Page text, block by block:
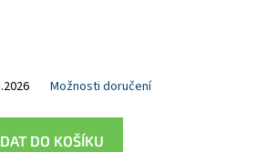
Možnosti doručení
DO KOŠÍKU